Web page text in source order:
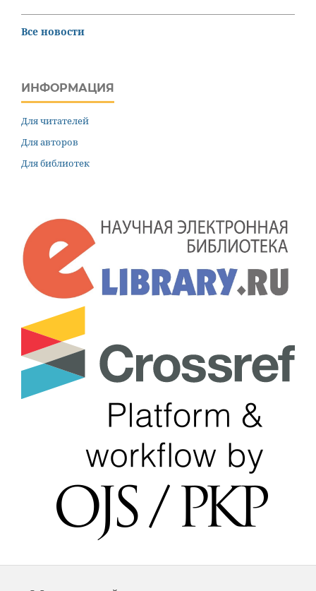
Все новости
ИНФОРМАЦИЯ
Для читателей
Для авторов
Для библиотек